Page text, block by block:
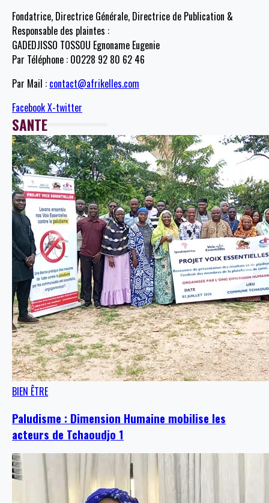
Fondatrice, Directrice Générale, Directrice de Publication &
Responsable des plaintes :
GADEDJISSO TOSSOU Egnoname Eugenie
Par Téléphone : 00228 92 80 62 46
Par Mail : contact@afrikelles.com
FacebookX-twitter
SANTE
BIEN ÊTRE
Paludisme : Dimension Humaine mobilise les
acteurs de Tchaoudjo 1